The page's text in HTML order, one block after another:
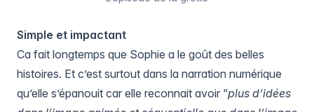
Simple et impactant
Ca fait longtemps que Sophie a le goût des belles
histoires. Et c’est surtout dans la narration numérique
qu’elle s’épanouit car elle reconnait avoir “plus d’idées